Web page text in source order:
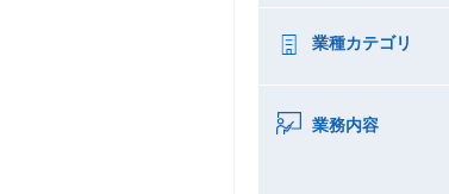
業種カテゴリ
業務内容